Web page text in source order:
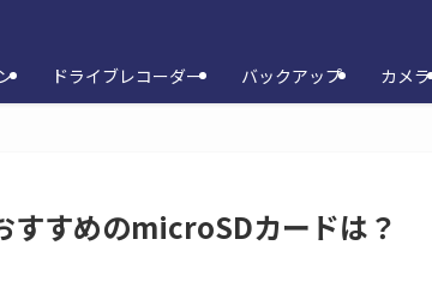
ドライブレコーダー バックアップ カメラ
すすめのmicroSDカードは？